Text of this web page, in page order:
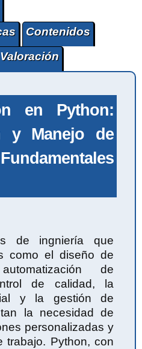
Contenidos
Valoración
en Python:
y Manejo de
de ingniería que
como el diseño de
de
de calidad, la
y la gestión de
la necesidad de
personalizadas y
trabajo. Python, con